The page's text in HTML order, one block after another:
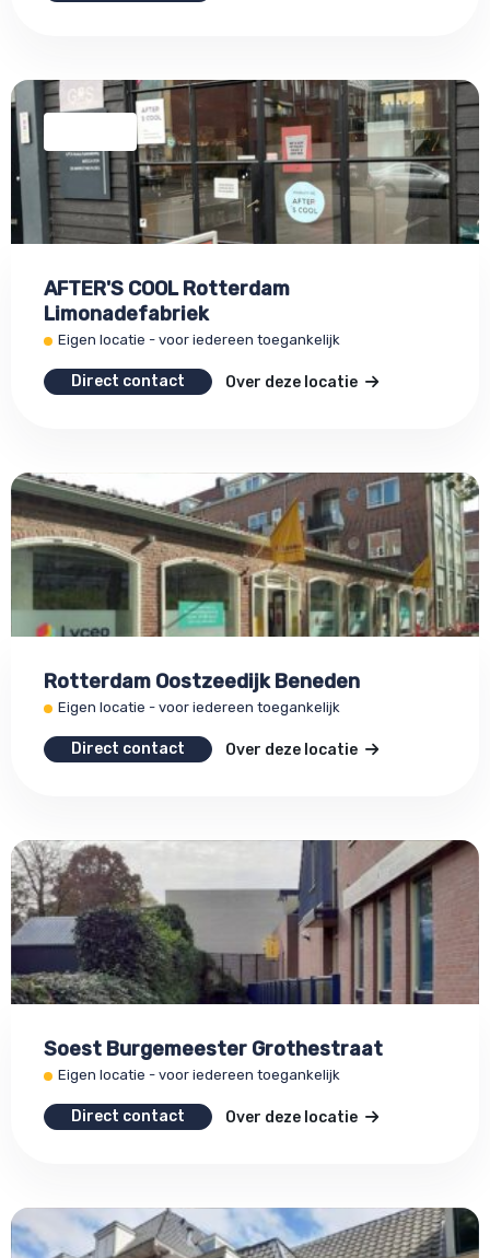
AFTER'S COOL Rotterdam
Limonadefabriek
Eigen locatie - voor iedereen toegankelijk
Direct contact Over deze locatie
Rotterdam Oostzeedijk Beneden
Eigen locatie - voor iedereen toegankelijk
Direct contact Over deze locatie
Soest Burgemeester Grothestraat
Eigen locatie - voor iedereen toegankelijk
Direct contact Over deze locatie